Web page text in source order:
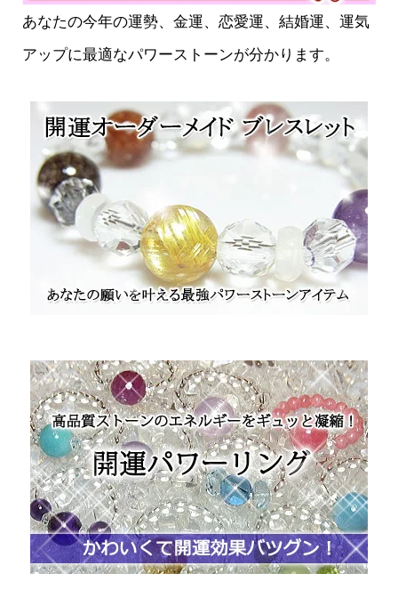
あなたの今年の運勢、金運、恋愛運、結婚運、運気
アップに最適なパワーストーンが分かります。